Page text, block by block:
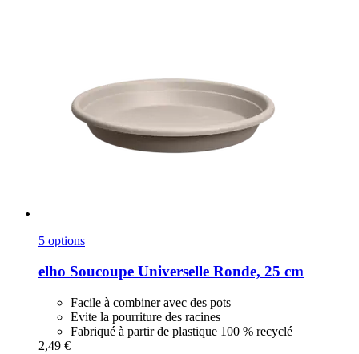
5 options
elho Soucoupe Universelle Ronde, 25 cm
Facile à combiner avec des pots
Evite la pourriture des racines
Fabriqué à partir de plastique 100 % recyclé
2,49 €